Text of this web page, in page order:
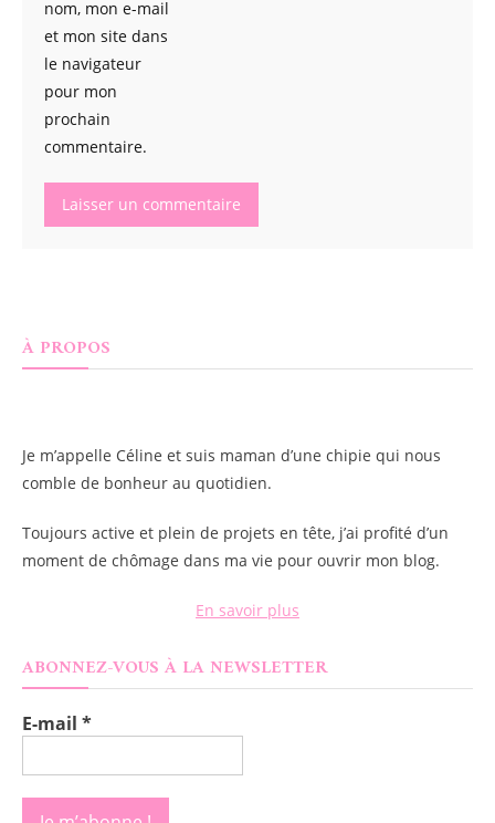
nom, mon e-mail
et mon site dans
le navigateur
pour mon
prochain
commentaire.
À PROPOS
Je m’appelle Céline et suis maman d’une chipie qui nous
comble de bonheur au quotidien.
Toujours active et plein de projets en tête, j’ai profité d’un
moment de chômage dans ma vie pour ouvrir mon blog.
En savoir plus
ABONNEZ-VOUS À LA NEWSLETTER
E-mail *